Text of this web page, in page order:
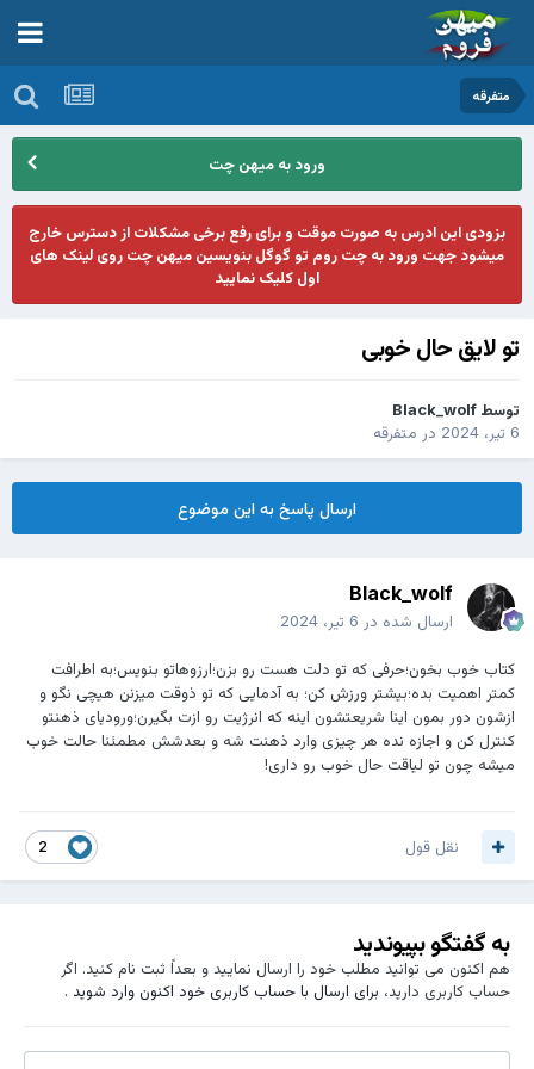
متفرقه
ورود به میهن چت
بزودی این ادرس به صورت موقت و برای رفع برخی مشکلات از دسترس خارج
میشود جهت ورود به چت روم تو گوگل بنویسین میهن چت روی لینک های
اول کلیک نمایید
تو لایق حال خوبی
توسط Black_wolf
6 تیر، 2024
در متفرقه
ارسال پاسخ به این موضوع
Black_wolf
ارسال شده در 6 تیر، 2024
کتاب خوب بخون؛حرفی که تو دلت هست رو بزن؛ارزوهاتو بنویس؛به اطرافت
کمتر اهمیت بده؛بیشتر ورزش کن؛ به آدمایی که تو ذوقت میزنن هیچی نگو و
ازشون دور بمون اینا شریعتشون اینه که انرژیت رو ازت بگیرن؛ورودیای ذهنتو
کنترل کن و اجازه نده هر چیزی وارد ذهنت شه و بعدشش مطمئنا حالت خوب
میشه چون تو لیاقت حال خوب رو داری!
2 نقل قول
به گفتگو بپیوندید
هم اکنون می توانید مطلب خود را ارسال نمایید و بعداً ثبت نام کنید. اگر
حساب کاربری دارید، برای ارسال با حساب کاربری خود اکنون وارد شوید.